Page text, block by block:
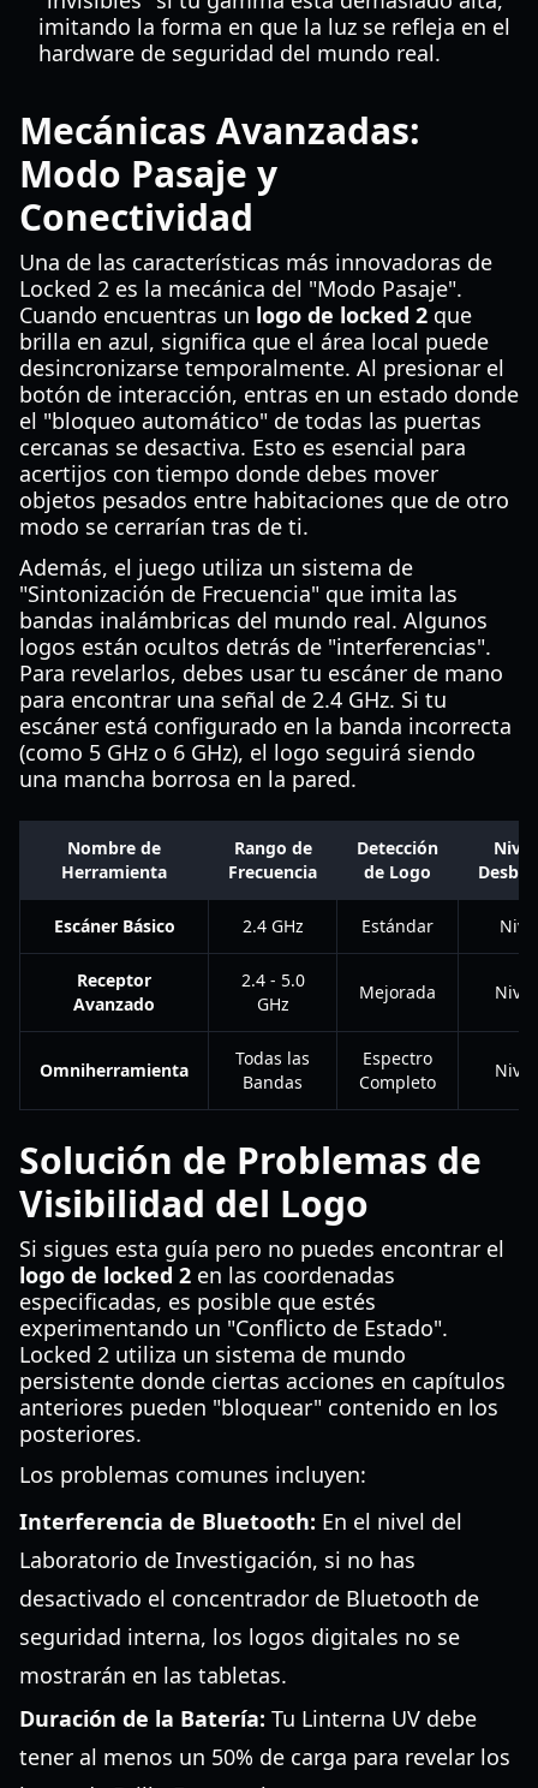
imitando la forma en que la luz se refleja en el
hardware de seguridad del mundo real.
Mecánicas Avanzadas:
Modo Pasaje y
Conectividad
Una de las características más innovadoras de
Locked 2 es la mecánica del "Modo Pasaje".
Cuando encuentras un logo de locked 2 que
brilla en azul, significa que el área local puede
desincronizarse temporalmente. Al presionar el
botón de interacción, entras en un estado donde
el "bloqueo automático" de todas las puertas
cercanas se desactiva. Esto es esencial para
acertijos con tiempo donde debes mover
objetos pesados entre habitaciones que de otro
modo se cerrarían tras de ti.
Además, el juego utiliza un sistema de
"Sintonización de Frecuencia" que imita las
bandas inalámbricas del mundo real. Algunos
logos están ocultos detrás de "interferencias".
Para revelarlos, debes usar tu escáner de mano
para encontrar una señal de 2.4 GHz. Si tu
escáner está configurado en la banda incorrecta
(como 5 GHz o 6 GHz), el logo seguirá siendo
una mancha borrosa en la pared.
Nombre de
Herramienta
Rango de
Frecuencia
Detección
de Logo
Escáner Básico 2.4 GHz Estándar
Receptor
Avanzado
2.4 - 5.0
GHz
Mejorada
Omniherramienta
Todas las
Bandas
Espectro
Completo
Solución de Problemas de
Visibilidad del Logo
Si sigues esta guía pero no puedes encontrar el
logo de locked 2 en las coordenadas
especificadas, es posible que estés
experimentando un "Conflicto de Estado".
Locked 2 utiliza un sistema de mundo
persistente donde ciertas acciones en capítulos
anteriores pueden "bloquear" contenido en los
posteriores.
Los problemas comunes incluyen:
Interferencia de Bluetooth: En el nivel del
Laboratorio de Investigación, si no has
desactivado el concentrador de Bluetooth de
seguridad interna, los logos digitales no se
mostrarán en las tabletas.
Duración de la Batería: Tu Linterna UV debe
tener al menos un 50% de carga para revelar los